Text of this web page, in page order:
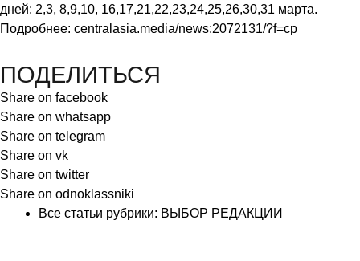
дней: 2,3, 8,9,10, 16,17,21,22,23,24,25,26,30,31 марта.
Подробнее: centralasia.media/news:2072131/?f=cp
ПОДЕЛИТЬСЯ
Share on facebook
Share on whatsapp
Share on telegram
Share on vk
Share on twitter
Share on odnoklassniki
Все статьи рубрики: ВЫБОР РЕДАКЦИИ